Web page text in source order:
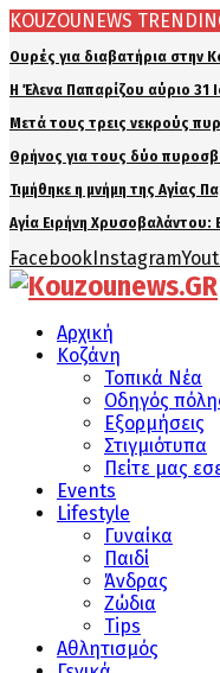
KOUZOUNEWS
Ουρές για διαβατήρια στην
Η Έλενα Παπαρίζου αύριο 31
Μετά τους τρεις νεκρούς
Θρήνος για τους δύο
Τιμήθηκε η μνήμη της Αγίας
Αγία Ειρήνη Χρυσοβαλάντου:
FacebookInstagram
Αρχική
Κοζάνη
Τοπικά Νέα
Οδηγός
Εξορμήσεις
Στιγμιότυπα
Πείτε μας
Events
Lifestyle
Γυναίκα
Παιδί
Άνδρας
Ζώδια
Tips
Αθλητισμός